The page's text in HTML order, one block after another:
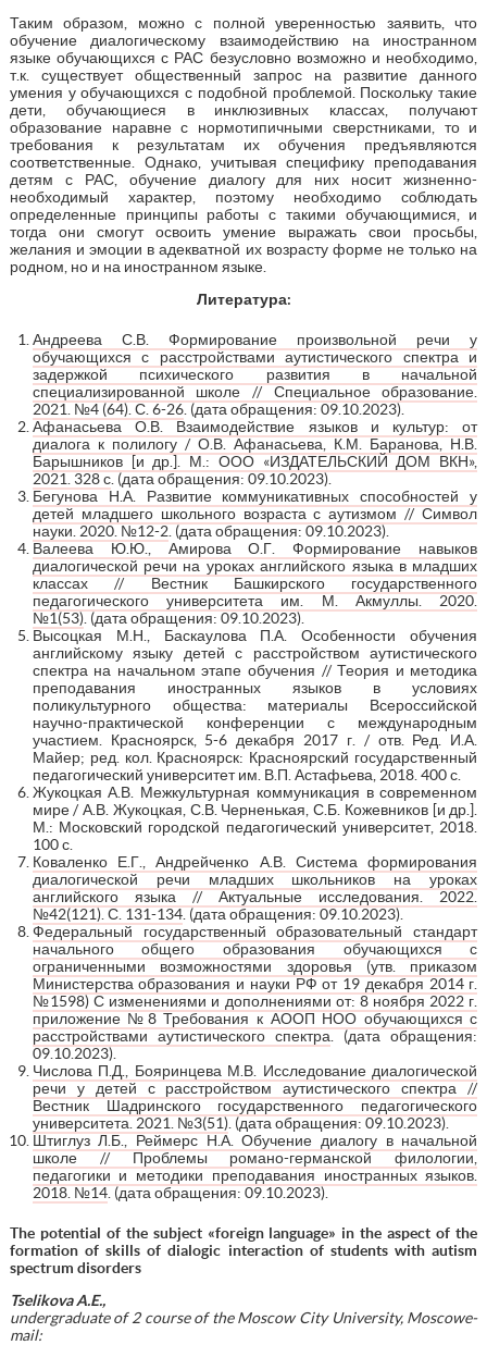
Таким образом, можно с полной уверенностью заявить, что
обучение диалогическому взаимодействию на иностранном
языке обучающихся с РАС безусловно возможно и необходимо,
т.к. существует общественный запрос на развитие данного
умения у обучающихся с подобной проблемой. Поскольку такие
дети, обучающиеся в инклюзивных классах, получают
образование наравне с нормотипичными сверстниками, то и
требования к результатам их обучения предъявляются
соответственные. Однако, учитывая специфику преподавания
детям с РАС, обучение диалогу для них носит жизненно-
необходимый характер, поэтому необходимо соблюдать
определенные принципы работы с такими обучающимися, и
тогда они смогут освоить умение выражать свои просьбы,
желания и эмоции в адекватной их возрасту форме не только на
родном, но и на иностранном языке.
Литература:
Андреева С.В. Формирование произвольной речи у
обучающихся с расстройствами аутистического спектра и
задержкой психического развития в начальной
специализированной школе // Специальное образование.
2021. №4 (64). С. 6-26. (дата обращения: 09.10.2023).
Афанасьева О.В. Взаимодействие языков и культур: от
диалога к полилогу / О.В. Афанасьева, К.М. Баранова, Н.В.
Барышников [и др.]. М.: ООО «ИЗДАТЕЛЬСКИЙ ДОМ ВКН»,
2021. 328 с. (дата обращения: 09.10.2023).
Бегунова Н.А. Развитие коммуникативных способностей у
детей младшего школьного возраста с аутизмом // Символ
науки. 2020. №12-2. (дата обращения: 09.10.2023).
Валеева Ю.Ю., Амирова О.Г. Формирование навыков
диалогической речи на уроках английского языка в младших
классах // Вестник Башкирского государственного
педагогического университета им. М. Акмуллы. 2020.
№1(53). (дата обращения: 09.10.2023).
Высоцкая М.Н., Баскаулова П.А. Особенности обучения
английскому языку детей с расстройством аутистического
спектра на начальном этапе обучения // Теория и методика
преподавания иностранных языков в условиях
поликультурного общества: материалы Всероссийской
научно-практической конференции с международным
участием. Красноярск, 5-6 декабря 2017 г. / отв. Ред. И.А.
Майер; ред. кол. Красноярск: Красноярский государственный
педагогический университет им. В.П. Астафьева, 2018. 400 с.
Жукоцкая А.В. Межкультурная коммуникация в современном
мире / А.В. Жукоцкая, С.В. Черненькая, С.Б. Кожевников [и др.].
М.: Московский городской педагогический университет, 2018.
100 с.
Коваленко Е.Г., Андрейченко А.В. Система формирования
диалогической речи младших школьников на уроках
английского языка // Актуальные исследования. 2022.
№42(121). С. 131-134. (дата обращения: 09.10.2023).
Федеральный государственный образовательный стандарт
начального общего образования обучающихся с
ограниченными возможностями здоровья (утв. приказом
Министерства образования и науки РФ от 19 декабря 2014 г.
№1598) С изменениями и дополнениями от: 8 ноября 2022 г.
приложение №8 Требования к АООП НОО обучающихся с
расстройствами аутистического спектра . (дата обращения:
09.10.2023).
Числова П.Д., Бояринцева М.В. Исследование диалогической
речи у детей с расстройством аутистического спектра //
Вестник Шадринского государственного педагогического
университета. 2021. №3(51). (дата обращения: 09.10.2023).
Штиглуз Л.Б., Реймерс Н.А. Обучение диалогу в начальной
школе // Проблемы романо-германской филологии,
педагогики и методики преподавания иностранных языков.
2018. №14. (дата обращения: 09.10.2023).
The potential of the subject «foreign language» in the aspect of the
formation of skills of dialogic interaction of students with autism
spectrum disorders
Tselikova A.E.,
undergraduate of 2 course of the Moscow City University, Moscowe-
mail: